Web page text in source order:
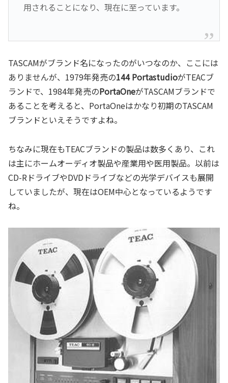
用されることになり、現在に至っています。
TASCAMがブランド名になったのがいつなのか、ここには
ありませんが、1979年発売の144 PortastudioがTEACブ
ランドで、1984年発売のPortaOneがTASCAMブランドで
あることを考えると、PortaOneはかなり初期のTASCAM
ブランドといえそうですよね。
ちなみに現在もTEACブランドの製品は数多くあり、これ
は主にホームオーディオ製品や産業用や医用製品。以前は
CD-RドライブやDVDドライブなどの光学デバイスも展開
していましたが、現在はOEM中心となっているようです
ね。